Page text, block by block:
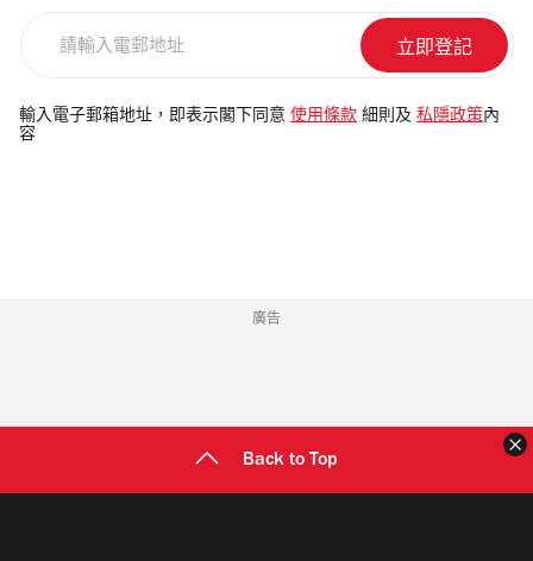
電
郵
輸入電子郵箱地址，即表示閣下同意 使用條款 細則及 私隱政策 內
容
廣告
Back to Top